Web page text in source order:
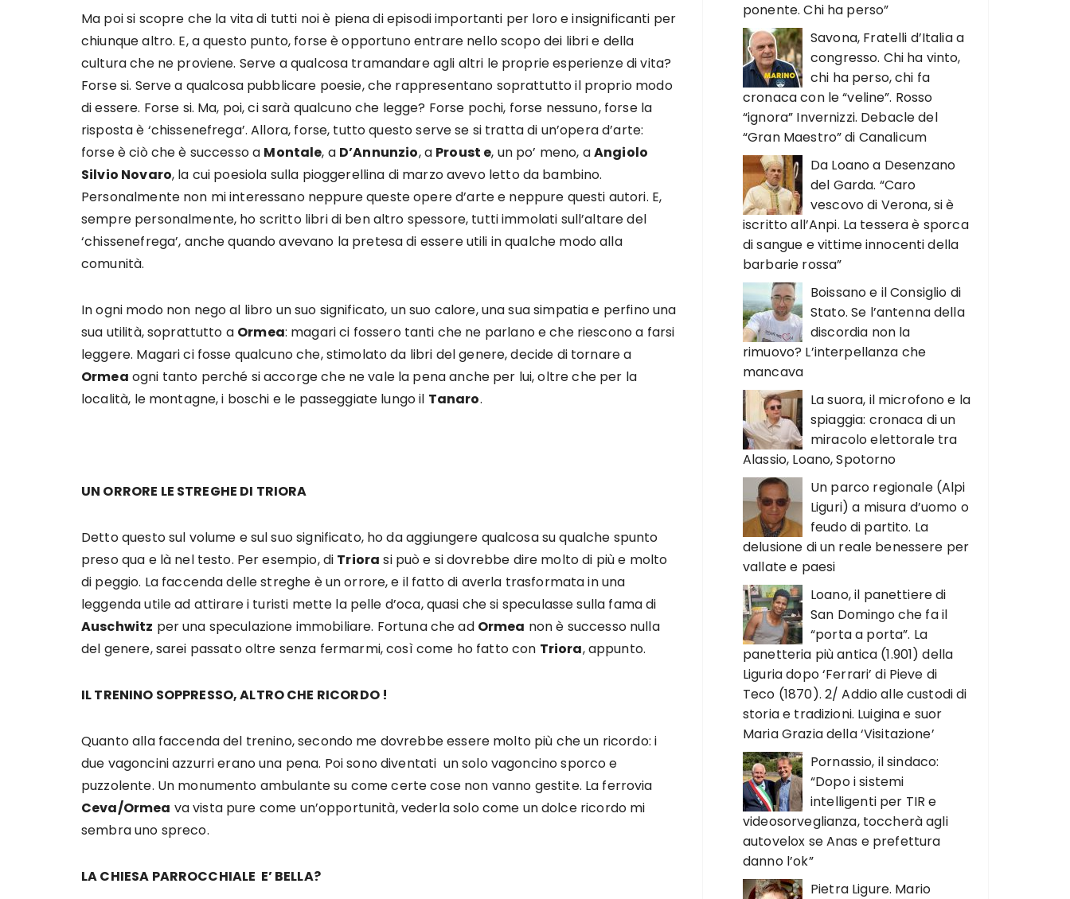
Ma poi si scopre che la vita di tutti noi è piena di episodi importanti per loro e insignificanti per
chiunque altro. E, a questo punto, forse è opportuno entrare nello scopo dei libri e della
cultura che ne proviene. Serve a qualcosa tramandare agli altri le proprie esperienze di vita?
Forse si. Serve a qualcosa pubblicare poesie, che rappresentano soprattutto il proprio modo
di essere. Forse si. Ma, poi, ci sarà qualcuno che legge? Forse pochi, forse nessuno, forse la
risposta è ‘chissenefrega’. Allora, forse, tutto questo serve se si tratta di un’opera d’arte:
forse è ciò che è successo a Montale, a D’Annunzio, a Proust e, un po’ meno, aAngiolo
Silvio Novaro, la cui poesiola sulla pioggerellina di marzo avevo letto da bambino.
Personalmente non mi interessano neppure queste opere d’arte e neppure questi autori. E,
sempre personalmente, ho scritto libri di ben altro spessore, tutti immolati sull’altare del
‘chissenefrega’, anche quando avevano la pretesa di essere utili in qualche modo alla
comunità.
In ogni modo non nego al libro un suo significato, un suo calore, una sua simpatia e perfino una
sua utilità, soprattutto a Ormea: magari ci fossero tanti che ne parlano e che riescono a farsi
leggere. Magari ci fosse qualcuno che, stimolato da libri del genere, decide di tornare a
Ormea ogni tanto perché si accorge che ne vale la pena anche per lui, oltre che per la
località, le montagne, i boschi e le passeggiate lungo il Tanaro.
UN ORRORE LE STREGHE DI TRIORA
Detto questo sul volume e sul suo significato, ho da aggiungere qualcosa su qualche spunto
preso qua e là nel testo. Per esempio, di Triora si può e si dovrebbe dire molto di più e molto
di peggio. La faccenda delle streghe è un orrore, e il fatto di averla trasformata in una
leggenda utile ad attirare i turisti mette la pelle d’oca, quasi che si speculasse sulla fama di
Auschwitz per una speculazione immobiliare. Fortuna che ad Ormea non è successo nulla
del genere, sarei passato oltre senza fermarmi, così come ho fatto con Triora, appunto.
IL TRENINO SOPPRESSO, ALTRO CHE RICORDO !
Quanto alla faccenda del trenino, secondo me dovrebbe essere molto più che un ricordo: i
due vagoncini azzurri erano una pena. Poi sono diventati un solo vagoncino sporco e
puzzolente. Un monumento ambulante su come certe cose non vanno gestite. La ferrovia
Ceva/Ormea va vista pure come un’opportunità, vederla solo come un dolce ricordo mi
sembra uno spreco.
LA CHIESA PARROCCHIALE E’ BELLA?
ponente. Chi ha perso”
Savona, Fratelli d’Italia a
congresso. Chi ha vinto,
chi ha perso, chi fa
cronaca con le “veline”. Rosso
“ignora” Invernizzi. Debacle del
“Gran Maestro” di Canalicum
Da Loano a Desenzano
del Garda. “Caro
vescovo di Verona, si è
iscritto all’Anpi. La tessera è sporca
di sangue e vittime innocenti della
barbarie rossa”
Boissano e il Consiglio di
Stato. Se l’antenna della
discordia non la
rimuovo? L’interpellanza che
mancava
La suora, il microfono e la
spiaggia: cronaca di un
miracolo elettorale tra
Alassio, Loano, Spotorno
Un parco regionale (Alpi
Liguri) a misura d’uomo o
feudo di partito. La
delusione di un reale benessere per
vallate e paesi
Loano, il panettiere di
San Domingo che fa il
“porta a porta”. La
panetteria più antica (1.901) della
Liguria dopo ‘Ferrari’ di Pieve di
Teco (1870). 2/ Addio alle custodi di
storia e tradizioni. Luigina e suor
Maria Grazia della ‘Visitazione’
Pornassio, il sindaco:
“Dopo i sistemi
intelligenti per TIR e
videosorveglianza, toccherà agli
autovelox se Anas e prefettura
danno l’ok”
Pietra Ligure. Mario